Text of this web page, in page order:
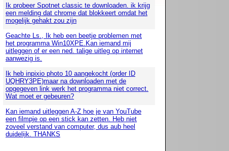
Ik probeer Spotnet classic te downloaden. ik krijg
een melding dat chrome dat blokkeert omdat het
mogelijk gehakt zou zijn
Geachte Ls., Ik heb een beetje problemen met
het programma Win10XPE.Kan iemand mij
uitleggen of er een ned. talige uitleg op internet
aanwezig is.
Ik heb inpixio photo 10 aangekocht (order ID
UQHRY3PE)maar na downloaden met de
opgegeven link werk het programma niet correct.
Wat moet er gebeuren?
Kan iemand uitleggen A-Z hoe je van YouTube
een filmpje op een stick kan zetten. Heb niet
zoveel verstand van computer, dus aub heel
duidelijk. THANKS